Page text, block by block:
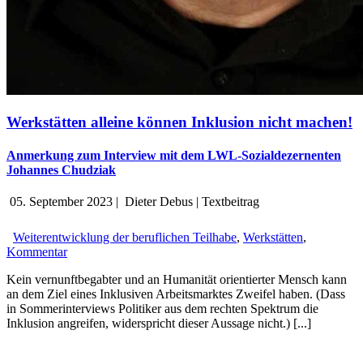
Werkstätten alleine können Inklusion nicht machen!
Anmerkung zum Interview mit dem LWL-Sozialdezernenten
Johannes Chudziak
05. September 2023 | Dieter Debus | Textbeitrag
Weiterentwicklung der beruflichen Teilhabe, Werkstätten,
Kommentar
Kein vernunftbegabter und an Humanität orientierter Mensch kann
an dem Ziel eines Inklusiven Arbeitsmarktes Zweifel haben. (Dass
in Sommerinterviews Politiker aus dem rechten Spektrum die
Inklusion angreifen, widerspricht dieser Aussage nicht.) [...]